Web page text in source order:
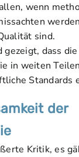
wenn
sind.
gezeigt, dass
in weiten
Standards
der
Kritik, es